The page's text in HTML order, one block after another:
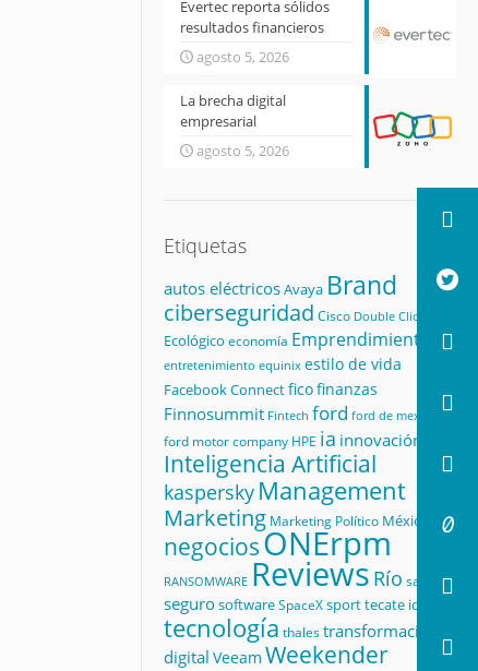
Evertec reporta sólidos
resultados financieros
agosto 5, 2026
La brecha digital
empresarial
agosto 5, 2026
Etiquetas
autos eléctricosAvaya Brand
ciberseguridad Cisco Double Click
Ecológico economía Emprendimiento
entretenimiento equinix estilo de vida
Facebook Connectficofinanzas
Finnosummit Fintech ford ford de mexico
ford motor company HPE ia innovación
Inteligencia Artificial
kaspersky Management
Marketing Marketing Político México
negociosONErpm
RANSOMWARE Reviews Río salud
segurosoftwareSpaceXsporttecate id
tecnología thalestransformación
digital Veeam Weekender